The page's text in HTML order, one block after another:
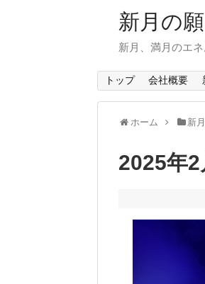
新月の
新月、満月のエ
トップ 会社概要
ホーム 新
2025年